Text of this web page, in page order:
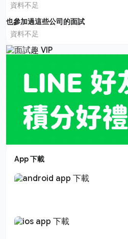
資料不足
也參加過這些公司的面試
資料不足
App 下載